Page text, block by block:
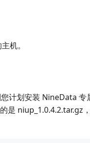
机。
计划安装 NineData 专
是 niup_1.0.4.2.tar.gz